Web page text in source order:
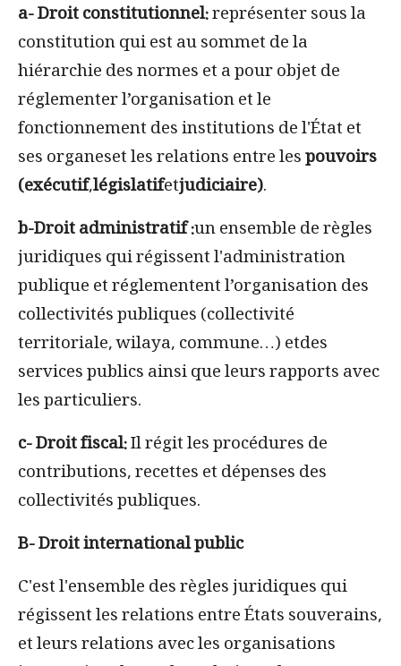
a- Droit constitutionnel:représenter sous la
constitution qui est au sommet de la
hiérarchie des normes et a pour objet de
réglementer l’organisation et le
fonctionnement des institutions de l'État et
ses organeset les relations entre lespouvoirs
(exécutif,législatifetjudiciaire).
b-Droit administratif :un ensemble de règles
juridiques qui régissent l'administration
publique etréglementent l’organisation des
collectivités publiques (collectivité
territoriale, wilaya, commune…) etdes
services publics ainsi que leurs rapports avec
les particuliers.
c- Droit fiscal:Il régit les procédures de
contributions, recettes et dépenses des
collectivités publiques.
B- Droit international public
C'est l'ensemble des règles juridiques qui
régissent les relations entre États souverains,
et leurs relations avec les organisations